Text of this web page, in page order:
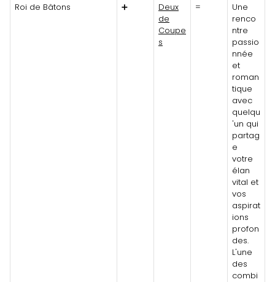
Roi de Bâtons
➕
Deux
de
Coupe
s
=
Une
renco
ntre
passio
nnée
et
roman
tique
avec
quelqu
'un qui
partag
e
votre
élan
vital et
vos
aspirat
ions
profon
des.
L'une
des
combi